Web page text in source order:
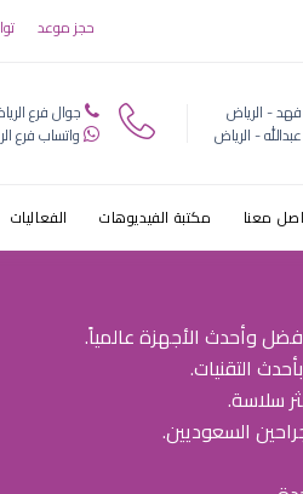
حجز موعد
جوال فرع
واتساب فرع
معنا مكتبة الفيديوهات الفعاليات
وأحدث الأجهزة عالمياً.
التقنيات.
سلاسة.
السعوديين.